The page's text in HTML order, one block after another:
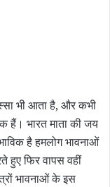
भी आता है, और कभी
हैं। भारत माता की जय
है हमलोग भावनाओं
हुए फिर वापस वहीं
भावनाओं के इस